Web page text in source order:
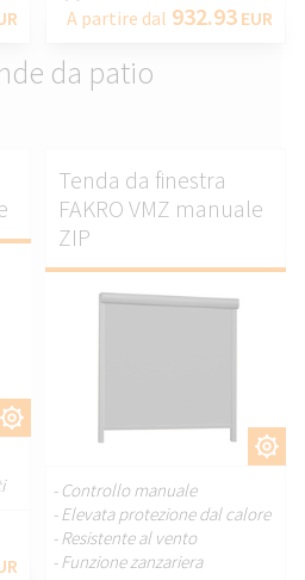
A partire dal 932.93 EUR
da patio
PERSONALIZZARE.
Tenda da finestra
FAKRO VMZ manuale
ZIP
- Controllo manuale
- Elevata protezione dal calore
- Resistente al vento
- Funzione zanzariera